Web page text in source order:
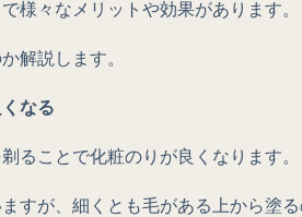
様々なメリットや効果があります。
解説します。
なる
ることで化粧のりが良くなります。
すが、細くとも毛がある上から塗